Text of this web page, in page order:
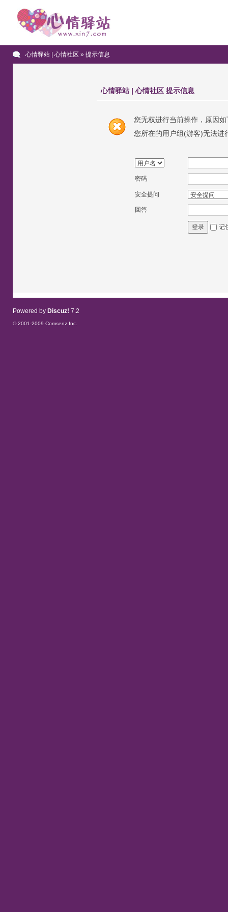
心情驿站 | 心情社区 » 提示信息
心情驿站 | 心情社区 提示信息
您无权进行当前操作，原因如
您所在的用户组(游客)无法进
密码
安全提问
回答
登录 记
Powered by Discuz! 7.2
© 2001-2009 Comsenz Inc.